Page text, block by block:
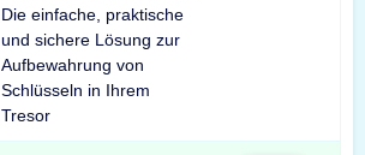
Die einfache, praktische
und sichere Lösung zur
Aufbewahrung von
Schlüsseln in Ihrem
Tresor